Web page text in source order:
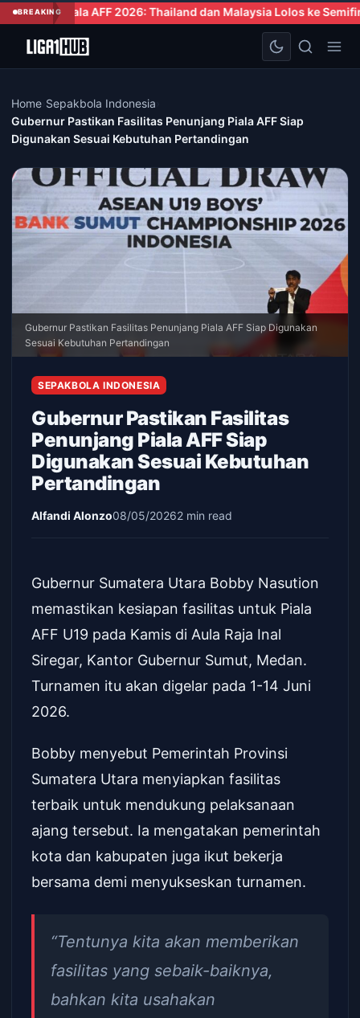
BREAKING
2026: Thailand dan Malaysia Lolos ke Semifinal usai Tampil
Home Sepakbola Indonesia
Gubernur Pastikan Fasilitas Penunjang Piala AFF Siap
Digunakan Sesuai Kebutuhan Pertandingan
Gubernur Pastikan Fasilitas Penunjang Piala AFF Siap Digunakan
Sesuai Kebutuhan Pertandingan
SEPAKBOLA INDONESIA
Gubernur Pastikan Fasilitas
Penunjang Piala AFF Siap
Digunakan Sesuai Kebutuhan
Pertandingan
Alfandi Alonzo08/05/20262 min read
Gubernur Sumatera Utara Bobby Nasution
memastikan kesiapan fasilitas untuk Piala
AFF U19 pada Kamis di Aula Raja Inal
Siregar, Kantor Gubernur Sumut, Medan.
Turnamen itu akan digelar pada 1-14 Juni
2026.
Bobby menyebut Pemerintah Provinsi
Sumatera Utara menyiapkan fasilitas
terbaik untuk mendukung pelaksanaan
ajang tersebut. Ia mengatakan pemerintah
kota dan kabupaten juga ikut bekerja
bersama demi menyukseskan turnamen.
“Tentunya kita akan memberikan
fasilitas yang sebaik-baiknya,
bahkan kita usahakan